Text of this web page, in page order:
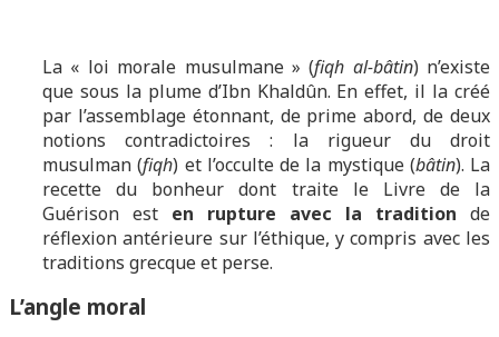
La « loi morale musulmane » (fiqh al-bâtin) n’existe
que sous la plume d’Ibn Khaldûn. En effet, il la créé
par l’assemblage étonnant, de prime abord, de deux
notions contradictoires : la rigueur du droit
musulman (fiqh) et l’occulte de la mystique (bâtin). La
recette du bonheur dont traite le Livre de la
Guérison est en rupture avec la tradition de
réflexion antérieure sur l’éthique, y compris avec les
traditions grecque et perse.
L’angle moral